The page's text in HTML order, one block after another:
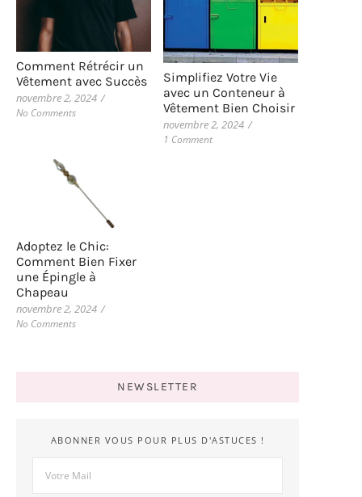
Comment Rétrécir un
Vêtement avec Succès
novembre 2, 2024 /
No Comments
Simplifiez Votre Vie
avec un Conteneur à
Vêtement Bien Choisir
novembre 2, 2024 /
1 Comment
Adoptez le Chic:
Comment Bien Fixer
une Épingle à
Chapeau
novembre 2, 2024 /
No Comments
NEWSLETTER
ABONNER VOUS POUR PLUS D'ASTUCES !